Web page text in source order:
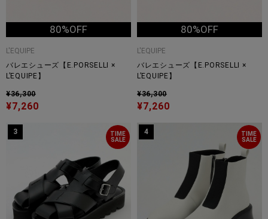
80%OFF
L'EQUIPE
バレエシューズ【E.PORSELLI ×
L’EQUIPE】
¥36,300
¥7,260
80%OFF
L'EQUIPE
バレエシューズ【E.PORSELLI ×
L’EQUIPE】
¥36,300
¥7,260
TIME
SALE
3
TIME
SALE
4